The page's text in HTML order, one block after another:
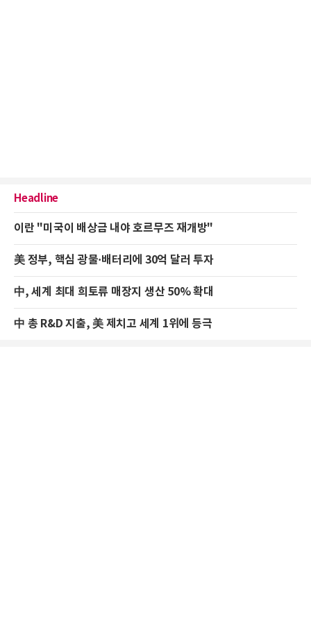
Headline
이란 "미국이 배상금 내야 호르무즈 재개방"
美 정부, 핵심 광물·배터리에 30억 달러 투자
中, 세계 최대 희토류 매장지 생산 50% 확대
中 총 R&D 지출, 美 제치고 세계 1위에 등극